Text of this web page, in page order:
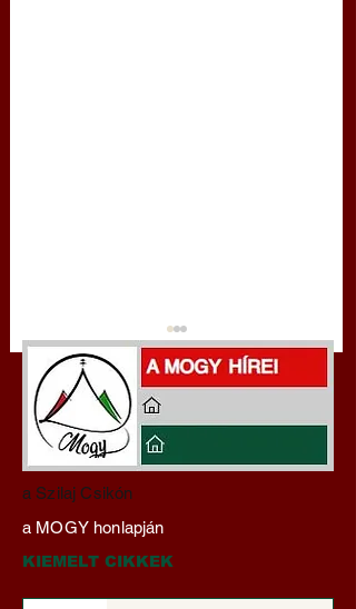
Miért veszélyes a
klímaszakértőkre
hallgatni? A szakértőktől
ments meg, Uram,
a Szilaj Csikón
a MOGY honlapján
KIEMELT CIKKEK